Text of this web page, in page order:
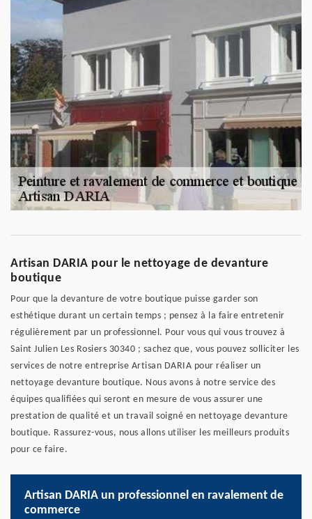
Artisan DARIA pour le nettoyage de devanture
boutique
Pour que la devanture de votre boutique puisse garder son
esthétique durant un certain temps ; pensez à la faire entretenir
régulièrement par un professionnel. Pour vous qui vous trouvez à
Saint Julien Les Rosiers 30340 ; sachez que, vous pouvez solliciter les
services de notre entreprise Artisan DARIA pour réaliser un
nettoyage devanture boutique. Nous avons à notre service des
équipes qualifiées qui seront en mesure de vous assurer une
prestation de qualité et un travail soigné en nettoyage devanture
boutique. Rassurez-vous, nous allons utiliser les meilleurs produits
pour ce faire.
Artisan DARIA un professionnel en ravalement de
commerce